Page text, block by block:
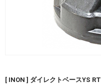
[ INON ] ダイレクトベースYS RT